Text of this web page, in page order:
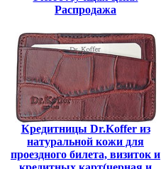
Распродажа
Кредитницы Dr.Koffer из
натуральной кожи для
проездного билета, визиток и